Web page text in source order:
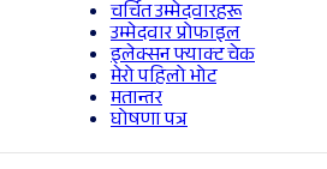
चर्चित उम्मेदवारहरू
उम्मेदवार प्रोफाइल
इलेक्सन फ्याक्ट चेक
मेरो पहिलो भोट
मतान्तर
घोषणा पत्र